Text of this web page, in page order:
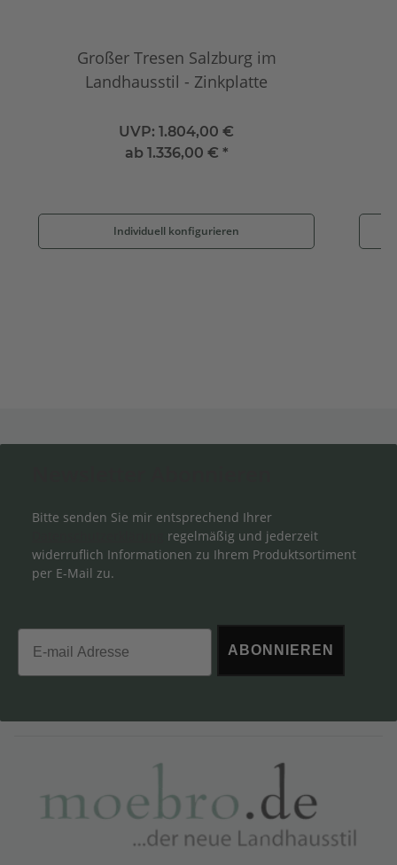
Großer Tresen Salzburg im
Landhausstil - Zinkplatte
UVP: 1.804,00 €
ab 1.336,00 € *
Individuell konfigurieren
Bitte senden Sie mir entsprechend Ihrer
regelmäßig und jederzeit
widerruflich Informationen zu Ihrem Produktsortiment
per E-Mail zu.
Email
ABONNIEREN